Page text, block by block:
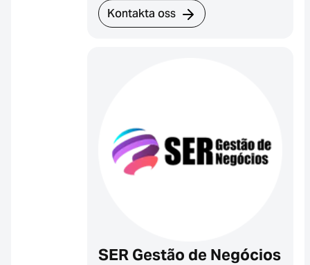
Kontakta oss
SER Gestão de Negócios